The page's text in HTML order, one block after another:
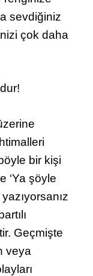
sevdiğiniz
çok daha
bir kişi
‘Ya şöyle
Geçmişte
veya